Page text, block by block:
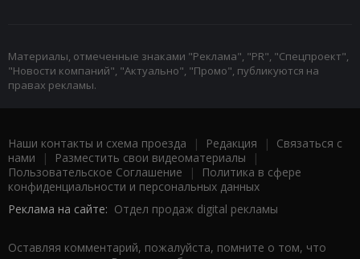
Материалы, отмеченные знаками "Реклама", "PR", "Спецпроект",
"Новости компаний", "Актуально", "Промо", публикуются на
правах рекламы.
Наши контакты и схема проезда | Редакция | Связаться с
нами | Разместить свои видеоматериалы |
Пользовательское Соглашение |
Политика в сфере
конфиденциальности и персональных данных
Реклама на сайте: Отдел продаж digital рекламы
Оставляя комментарий, пожалуйста, помните о том, что